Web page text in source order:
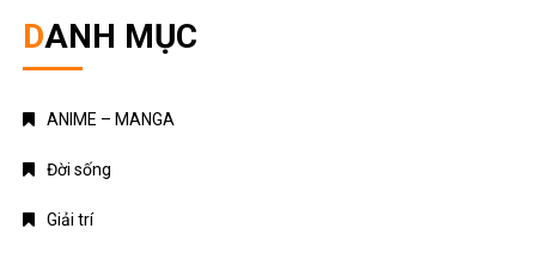
DANH MỤC
ANIME – MANGA
Đời sống
Giải trí